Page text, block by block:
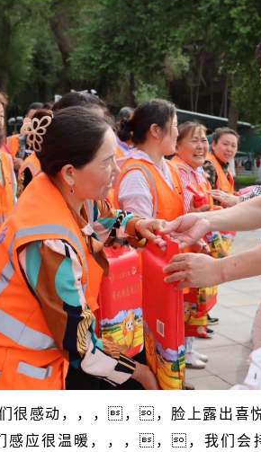
很感动，，，，，脸上露出
应很温暖，，，，，我们会